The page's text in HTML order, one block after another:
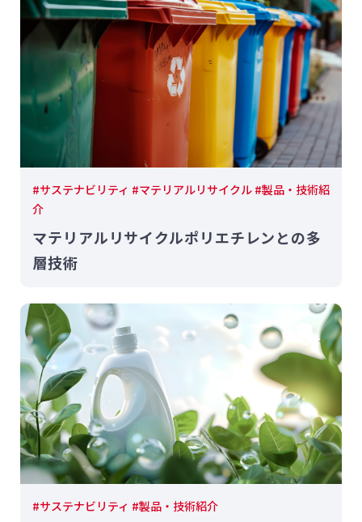
#サステナビリティ #マテリアルリサイクル #製品・技術紹
介
マテリアルリサイクルポリエチレンとの多
層技術
#サステナビリティ #製品・技術紹介